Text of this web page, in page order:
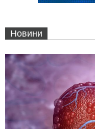
Новини